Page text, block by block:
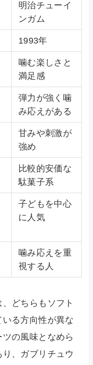
明治チューイ
ンガム
1993年
噛む楽しさと
満足感
弾力が強く噛
み応えがある
甘みや刺激が
強め
比較的安価な
駄菓子系
子どもを中心
に人気
噛み応えを重
視する人
どちらもソフト
る方向性が異な
の風味となめら
、ガブリチュウ